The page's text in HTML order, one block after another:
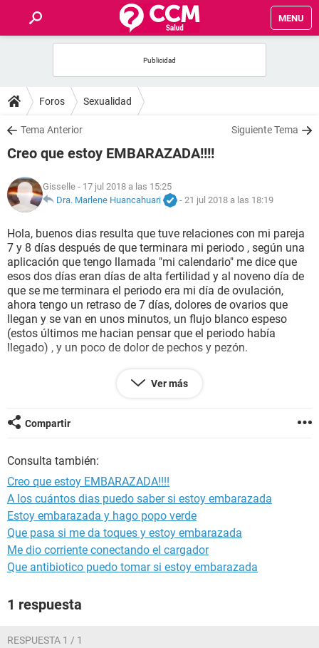
MENU
FOROS
SALUD
FAMILIA
NUTRICIÓN
BIENESTAR
SEXUALIDAD
GLOSARIO
Foros Sexualidad
Tema Anterior Siguiente Tema
Creo que estoy EMBARAZADA!!!!
Gisselle - 17 jul 2018 a las 15:25
Dra. Marlene Huancahuari
- 21 jul 2018 a las 18:19
Hola, buenos dias resulta que tuve relaciones con mi pareja
7 y 8 días después de que terminara mi periodo , según una
aplicación que tengo llamada "mi calendario" me dice que
esos dos días eran días de alta fertilidad y al noveno día de
que se me terminara el periodo era mi día de ovulación,
ahora tengo un retraso de 7 días, dolores de ovarios que
llegan y se van en unos minutos, un flujo blanco espeso
(estos últimos me hacian pensar que el periodo había
llegado) , y un poco de dolor de pechos y pezón.
Nosé si alguien léa esto, pero si me preguntan a mi sobre lo
que yo creo , mi respuesta es que estoy embarazada ,
corresponde y cuando sepa si es cierto o no volvere acá,
para decir lo que paso.
Ver más
Compartir
Consulta también:
Creo que estoy EMBARAZADA!!!!
A los cuántos dias puedo saber si estoy embarazada
Estoy embarazada y hago popo verde
Que pasa si me da toques y estoy embarazada
Me dio corriente conectando el cargador
Que antibiotico puedo tomar si estoy embarazada
1 respuesta
RESPUESTA 1 / 1